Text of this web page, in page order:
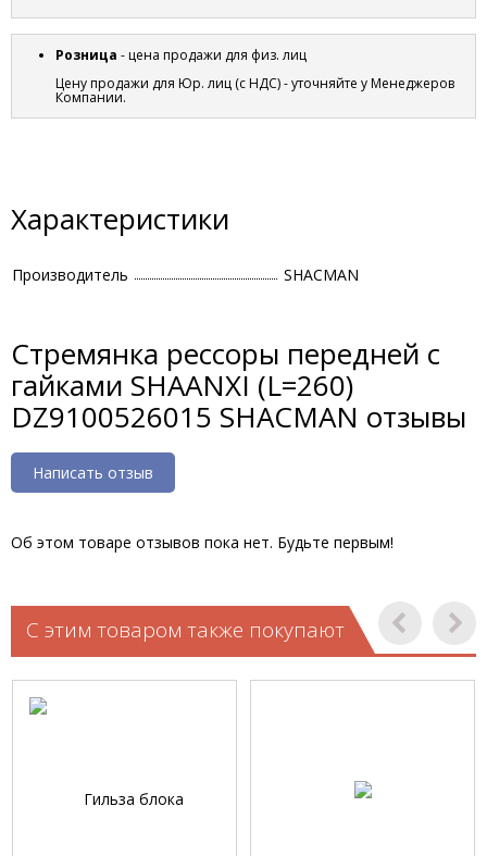
Розница - цена продажи для физ. лиц
Цену продажи для Юр. лиц (с НДС) - уточняйте у Менеджеров
Компании.
Характеристики
Производитель SHACMAN
Стремянка рессоры передней с
гайками SHAANXI (L=260)
DZ9100526015 SHACMAN отзывы
Написать отзыв
Об этом товаре отзывов пока нет. Будьте первым!
С этим товаром также покупают